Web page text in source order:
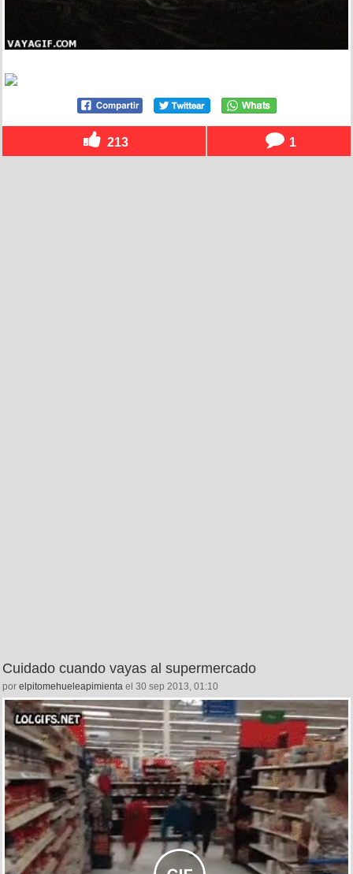
213 1
Cuidado cuando vayas al supermercado
por elpitomehueleapimienta el 30 sep 2013, 01:10